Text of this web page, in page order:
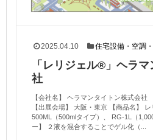
2025.04.10 住宅設備・空調
「レリジェル®」ヘラ
社
【会社名】 ヘラマンタイトン株式会社
【出展会場】 大阪・東京 【商品名】
500ML（500mlタイプ）、 RG-1L（
ー】 ２液を混合することでゲル化（...